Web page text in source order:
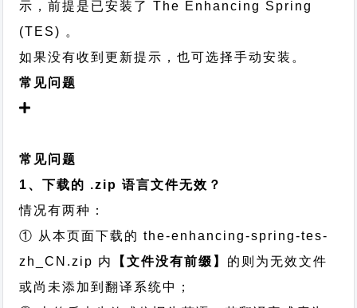
示，前提是已安装了 The Enhancing Spring
(TES) 。
如果没有收到更新提示，也可选择手动安装。
常见问题
常见问题
1、下载的 .zip 语言文件无效？
情况有两种：
① 从本页面下载的 the-enhancing-spring-tes-
zh_CN.zip 内
【文件没有前缀】 的则为无效文件
或尚未添加到翻译系统中；